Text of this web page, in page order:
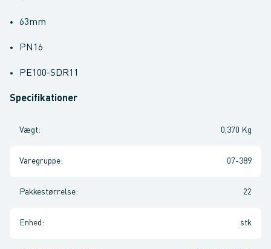
63mm
PN16
PE100-SDR11
Specifikationer
Vægt: 0,370 Kg
Varegruppe: 07-389
Pakkestørrelse: 22
Enhed : stk